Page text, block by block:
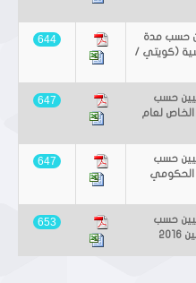
حسب مدة
(كويتي /
644
حسب
الخاص لعام
647
حسب
الحكومي
647
حسب
653